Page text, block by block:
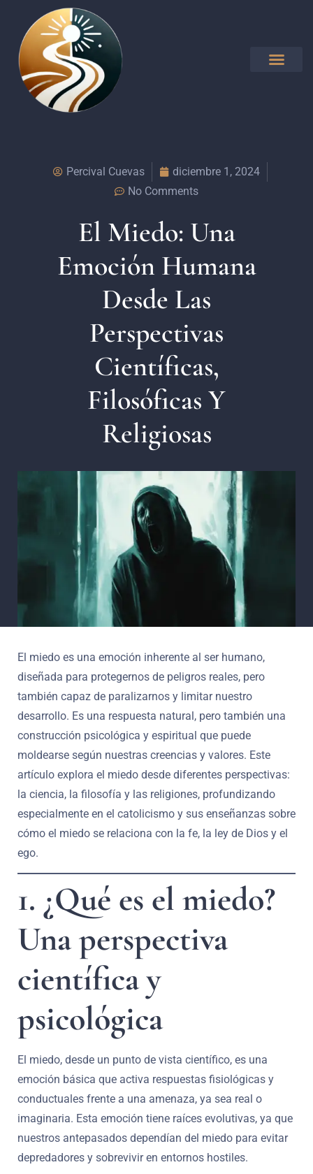
Percival Cuevas
diciembre 1, 2024
No Comments
El Miedo: Una
Emoción Humana
Desde Las
Perspectivas
Científicas,
Filosóficas Y
Religiosas
El miedo es una emoción inherente al ser humano,
diseñada para protegernos de peligros reales, pero
también capaz de paralizarnos y limitar nuestro
desarrollo. Es una respuesta natural, pero también una
construcción psicológica y espiritual que puede
moldearse según nuestras creencias y valores. Este
artículo explora el miedo desde diferentes perspectivas:
la ciencia, la filosofía y las religiones, profundizando
especialmente en el catolicismo y sus enseñanzas sobre
cómo el miedo se relaciona con la fe, la ley de Dios y el
ego.
1. ¿Qué es el miedo?
Una perspectiva
científica y
psicológica
El miedo, desde un punto de vista científico, es una
emoción básica que activa respuestas fisiológicas y
conductuales frente a una amenaza, ya sea real o
imaginaria. Esta emoción tiene raíces evolutivas, ya que
nuestros antepasados dependían del miedo para evitar
depredadores y sobrevivir en entornos hostiles.